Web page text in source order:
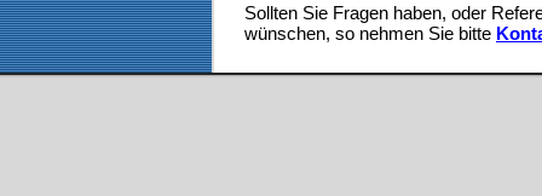
Sollten Sie Fragen haben, oder
wünschen, so nehmen Sie bitte